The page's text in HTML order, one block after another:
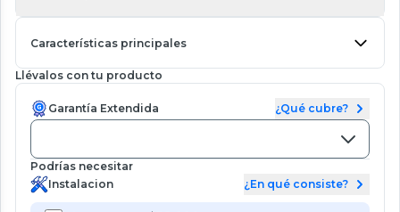
Características principales
Llévalos con tu producto
Garantía Extendida ¿Qué cubre?
Podrías necesitar
Instalacion
¿En qué consiste?